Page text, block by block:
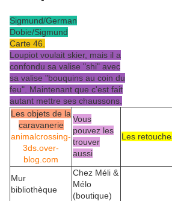
Sigmund/German
Dobie/Sigmund
Carte 46.
Loupiot voulait skier, mais il a
confondu sa valise "shi" avec
sa valise "bouquins au coin du
feu". Maintenant que c'est fait
autant mettre ses chaussons.
Les objets de la
caravanerie
animalcrossing-
3ds.over-
blog.com
Vous
pouvez les
trouver
aussi
Les
Mur
bibliothèque
Chez Méli &
Mélo
(boutique)